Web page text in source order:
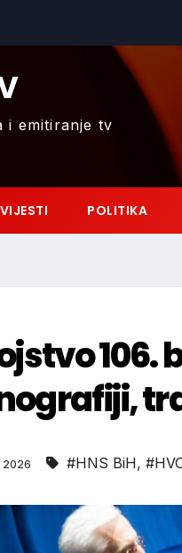
i emitiranje tv
VIJESTI POLITIKA
106.
2026 #HNS BiH,